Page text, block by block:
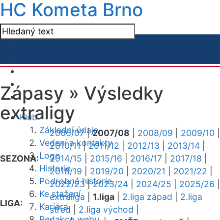
HC Kometa Brno
Klub
Základní údaje
Vedení a kontakty
Logo
Historie
Podrobná historie
Ke stažení
Kariéra
Zápasy » Výsledky
extraligy
SEZONA:
2006/07|2007/08 2008/09 2009/10
2010/11|2011/12 2012/13 2013/14
2014/15
2015/16 2016/17 2017/18
2018/19
2019/20 2020/21 2021/22
2022/23|2023/24 2024/25 2025/26
LIGA:
extraliga 1.liga 2.liga západ
2.liga
střed
2.liga východ